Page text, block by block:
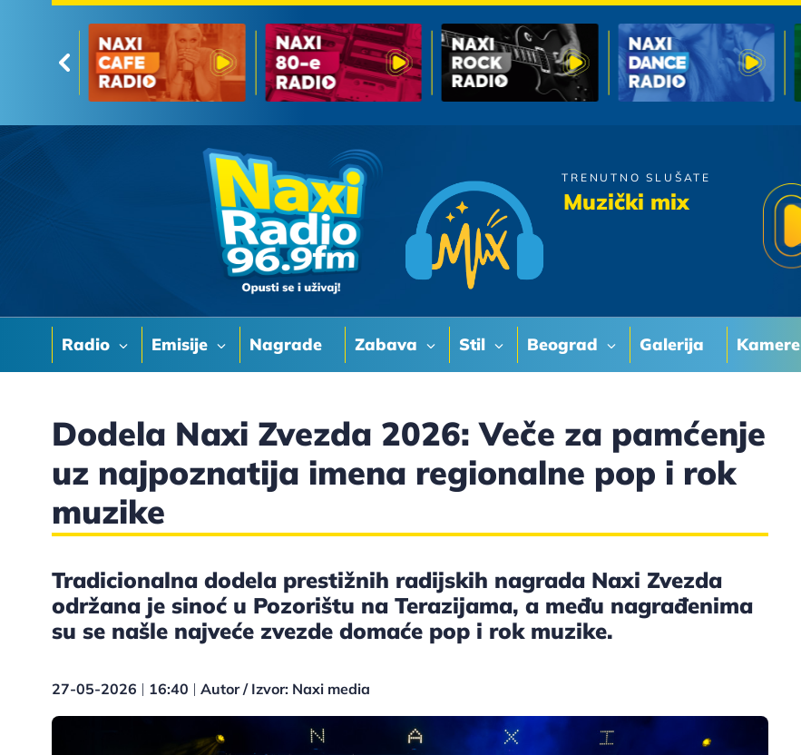
Radio Emisije Nagrade Zabava Stil Beograd Galerija Kamere
TRENUTNO SLUŠATE
Muzički mixVampiri
Dodela Naxi Zvezda 2026: Veče za pamćenje
uz najpoznatija imena regionalne pop i rok
muzike
Tradicionalna dodela prestižnih radijskih nagrada Naxi Zvezda
održana je sinoć u Pozorištu na Terazijama, a među nagrađenima
su se našle najveće zvezde domaće pop i rok muzike.
27-05-2026 16:40 Autor / Izvor: Naxi media